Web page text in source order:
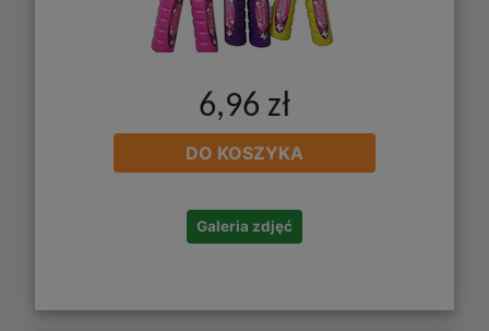
6,96 zł
DO KOSZYKA
Galeria zdjęć